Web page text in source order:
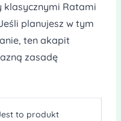
klasycznymi Ratami
planujesz w tym
ten akapit
zasadę
to produkt